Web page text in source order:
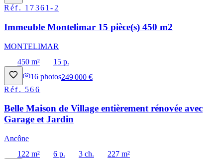
Réf. 17361-2
Immeuble Montelimar 15 pièce(s) 450 m2
MONTELIMAR
450 m²
15 p.
16 photos249 000 €
Réf. 566
Belle Maison de Village entièrement rénovée avec
Garage et Jardin
Ancône
122 m²
6 p. 3 ch.
227 m²